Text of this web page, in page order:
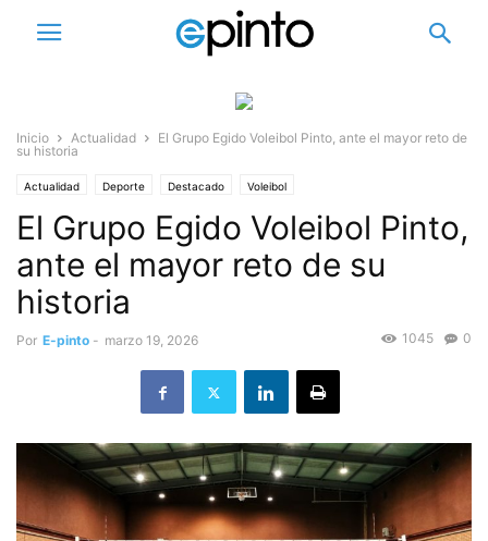
Inicio Actualidad
El Grupo Egido Voleibol Pinto, ante el mayor reto de
su historia
Actualidad Deporte Destacado Voleibol
El Grupo Egido Voleibol Pinto,
ante el mayor reto de su
historia
Por E-pinto - marzo 19, 2026 0
1045